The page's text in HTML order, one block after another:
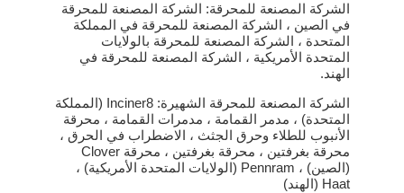
الشركة المصنعة للمحرقة: الشركة المصنعة للمحرقة
في الصين ، الشركة المصنعة للمحرقة في المملكة
المتحدة ، الشركة المصنعة للمحرقة بالولايات
المتحدة الأمريكية ، الشركة المصنعة للمحرقة في
الهند.
الشركة المصنعة للمحرقة الشهيرة: Inciner8 (المملكة
المتحدة) ، مدمر القمامة ، مدمرات القمامة ، محرقة
الأنبوب للطلاء وحرق الجثث ، الاضطراب في الحرق ،
محرقة بغرفتين ، محرقة بغرفتين ، محرقة Clover
(الصين) ، Pennram (الولايات المتحدة الأمريكية) ،
Haat (الهند)